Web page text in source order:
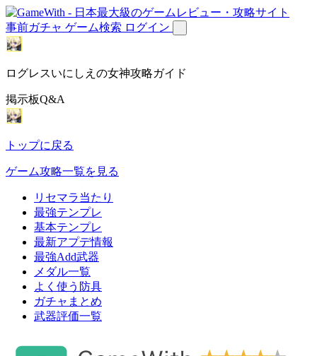
事前ガチャ ゲーム検索 ログイン
ログレスいにしえの女神攻略ガイド
掲示板Q&A
トップに戻る
ゲーム攻略一覧を見る
リセマラ当たり
最強テンプレ
基本テンプレ
最新アプデ情報
最強Add武器
メダル一覧
よく使う防具
ガチャまとめ
武器評価一覧